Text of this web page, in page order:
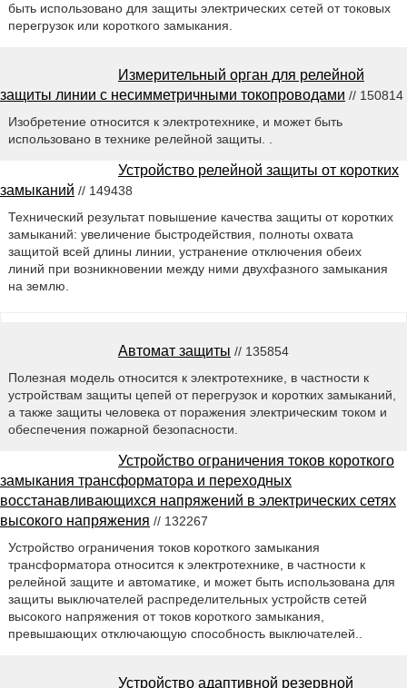
быть использовано для защиты электрических сетей от токовых
перегрузок или короткого замыкания.
Измерительный орган для релейной
защиты линии с несимметричными токопроводами // 150814
Изобретение относится к электротехнике, и может быть
использовано в технике релейной защиты. .
Устройство релейной защиты от коротких
замыканий // 149438
Технический результат повышение качества защиты от коротких
замыканий: увеличение быстродействия, полноты охвата
защитой всей длины линии, устранение отключения обеих
линий при возникновении между ними двухфазного замыкания
на землю.
Автомат защиты // 135854
Полезная модель относится к электротехнике, в частности к
устройствам защиты цепей от перегрузок и коротких замыканий,
а также защиты человека от поражения электрическим током и
обеспечения пожарной безопасности.
Устройство ограничения токов короткого
замыкания трансформатора и переходных
восстанавливающихся напряжений в электрических сетях
высокого напряжения // 132267
Устройство ограничения токов короткого замыкания
трансформатора относится к электротехнике, в частности к
релейной защите и автоматике, и может быть использована для
защиты выключателей распределительных устройств сетей
высокого напряжения от токов короткого замыкания,
превышающих отключающую способность выключателей..
Устройство адаптивной резервной